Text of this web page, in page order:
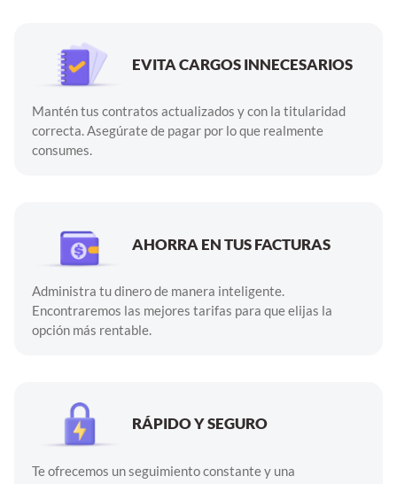
EVITA CARGOS INNECESARIOS
Mantén tus contratos actualizados y con la titularidad
correcta. Asegúrate de pagar por lo que realmente
consumes.
AHORRA EN TUS FACTURAS
Administra tu dinero de manera inteligente.
Encontraremos las mejores tarifas para que elijas la
opción más rentable.
RÁPIDO Y SEGURO
Te ofrecemos un seguimiento constante y una